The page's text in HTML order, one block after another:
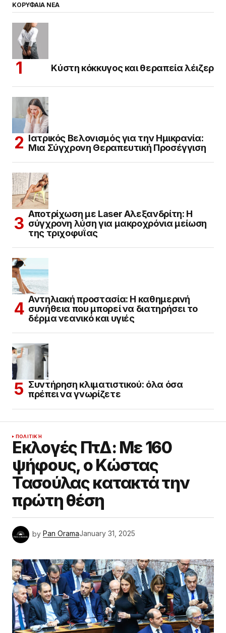
ΚΟΡΥΦΑΙΑ ΝΕΑ
Κύστη κόκκυγος και θεραπεία λέιζερ
Ιατρικός Βελονισμός για την Ημικρανία:
Μια Σύγχρονη Θεραπευτική Προσέγγιση
Αποτρίχωση με Laser Αλεξανδρίτη: Η
σύγχρονη λύση για μακροχρόνια μείωση
της τριχοφυΐας
Αντηλιακή προστασία: Η καθημερινή
συνήθεια που μπορεί να διατηρήσει το
δέρμα νεανικό και υγιές
Συντήρηση κλιματιστικού: όλα όσα
πρέπει να γνωρίζετε
ΠΟΛΙΤΙΚΉ
Εκλογές ΠτΔ: Με 160
ψήφους, ο Κώστας
Τασούλας κατακτά την
πρώτη θέση
by Pan OramaJanuary 31, 2025